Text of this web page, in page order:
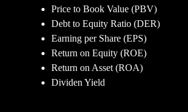
Price to Book Value (PBV)
Debt to Equity Ratio (DER)
Earning per Share (EPS)
Return on Equity (ROE)
Return on Asset (ROA)
Dividen Yield